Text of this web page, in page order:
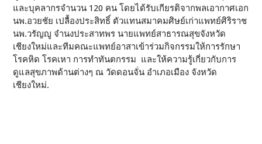
และบุคลากรจำนวน 120 คน โดยได้รับเกียรติจากพลเอากาศเอก
นพ.อวยชัย เปลื้องประสิทธิ์ ตัวแทนสมาคมศิษย์เก่าแพทย์ศิริราช
นพ.วรัญญู จำนงประสาทพร นายแพทย์สาธารณสุขจังหวัด
เชียงใหม่และทีมคณะแพทย์อาสาเข้าร่วมกิจกรรมให้การรักษา
โรคหิด โรคเหา การทำทันตกรรม และให้ความรู้เกี่ยวกับการ
ดูแลสุขภาพด้านต่างๆ ณ วัดดอนจั่น อำเภอเมือง จังหวัด
เชียงใหม่.